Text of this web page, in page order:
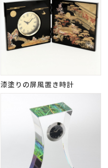
漆塗りの屏風置き時計